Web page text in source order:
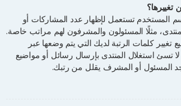
تغييرها؟
المستخدم تستعمل لإظهار عدد المشاركات أو
مثلًا المسئولون والمشرفون لهم مراتب خاصة.
تغيير كلمات الرتبة لديك التي يتم وضعها عبر
تسئ استغلال المنتدى بإرسال رسائل أو مواضيع
المسئول أو المشرف يقلل من رتبك.